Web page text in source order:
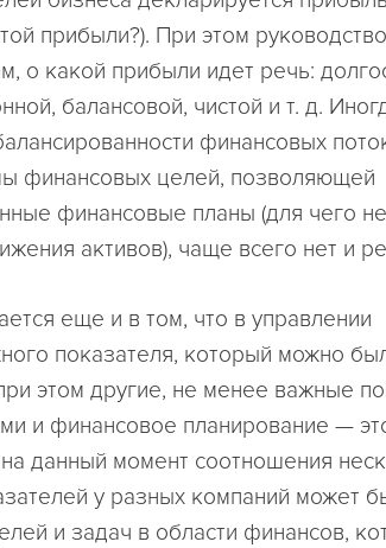
прибыли?). При этом
о какой прибыли идет речь:
балансовой, чистой и т. д.
финансовых
финансовых целей, позволяющей
финансовые планы (для чего
активов), чаще всего нет и
еще и в том, что в управлении
показателя, который можно
этом другие, не менее важные
и финансовое планирование —
данный момент соотношения
у разных компаний может
и задач в области финансов,